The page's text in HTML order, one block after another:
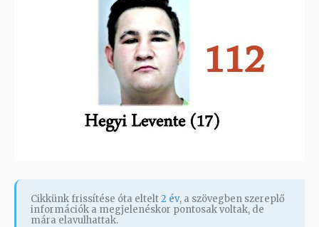
Cikkünk frissítése óta eltelt2 év, a szövegben szereplő
információk a megjelenéskor pontosak voltak, de
mára elavulhattak.